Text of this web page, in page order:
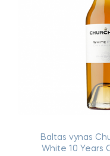
Baltas vynas
White 10 Years